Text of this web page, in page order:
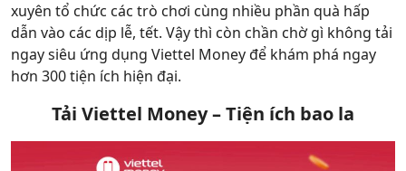
xuyên tổ chức các trò chơi cùng nhiều phần quà hấp
dẫn vào các dịp lễ, tết. Vậy thì còn chần chờ gì không tải
ngay siêu ứng dụng Viettel Money để khám phá ngay
hơn 300 tiện ích hiện đại.
Tải Viettel Money – Tiện ích bao la